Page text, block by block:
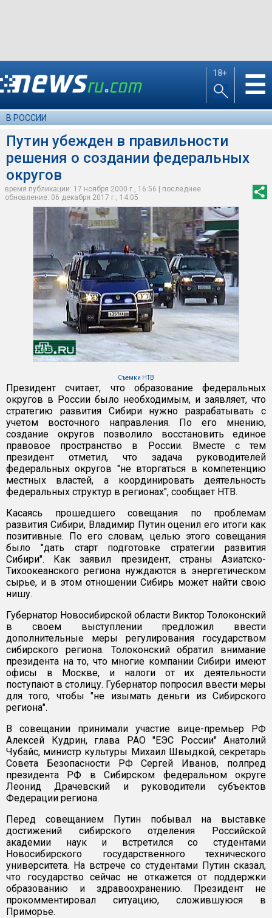
18+ ☰
В РОССИИ
Путин убежден в правильности
решения о создании федеральных
округов
время публикации: 17 ноября 2000 г., 16:56 | последнее
обновление: 06 декабря 2017 г., 14:05
Съемки НТВ
Президент считает, что образование федеральных
округов в России было необходимым, и заявляет, что
стратегию развития Сибири нужно разрабатывать с
учетом восточного направления. По его мнению,
создание округов позволило восстановить единое
правовое пространство в России. Вместе с тем
президент отметил, что задача руководителей
федеральных округов "не вторгаться в компетенцию
местных властей, а координировать деятельность
федеральных структур в регионах", сообщает НТВ.
Касаясь прошедшего совещания по проблемам
развития Сибири, Владимир Путин оценил его итоги как
позитивные. По его словам, целью этого совещания
было "дать старт подготовке стратегии развития
Сибири". Как заявил президент, страны Азиатско-
Тихоокеанского региона нуждаются в энергетическом
сырье, и в этом отношении Сибирь может найти свою
нишу.
Губернатор Новосибирской области Виктор Толоконский
в своем выступлении предложил ввести
дополнительные меры регулирования государством
сибирского региона. Толоконский обратил внимание
президента на то, что многие компании Сибири имеют
офисы в Москве, и налоги от их деятельности
поступают в столицу. Губернатор попросил ввести меры
для того, чтобы "не изымать деньги из Сибирского
региона".
В совещании принимали участие вице-премьер РФ
Алексей Кудрин, глава РАО "ЕЭС России" Анатолий
Чубайс, министр культуры Михаил Швыдкой, секретарь
Совета Безопасности РФ Сергей Иванов, полпред
президента РФ в Сибирском федеральном округе
Леонид Драчевский и руководители субъектов
Федерации региона.
Перед совещанием Путин побывал на выставке
достижений сибирского отделения Российской
академии наук и встретился со студентами
Новосибирского государственного технического
университета. На встрече со студентами Путин сказал,
что государство сейчас не откажется от поддержки
образованию и здравоохранению. Президент не
прокомментировал ситуацию, сложившуюся в
Приморье.